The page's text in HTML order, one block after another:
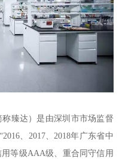
臻达）是由深圳市市场监督
、2017、2018年广东省中
等级AAA级、重合同守信用